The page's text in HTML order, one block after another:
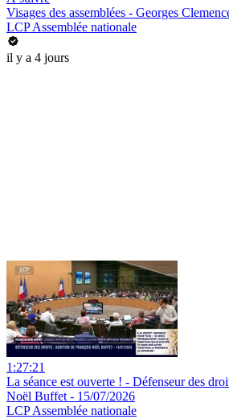
Visages des assemblées - Georges
LCP Assemblée nationale
il y a 4 jours
1:27:21
La séance est ouverte ! - Défenseur des
Noël Buffet - 15/07/2026
LCP Assemblée nationale